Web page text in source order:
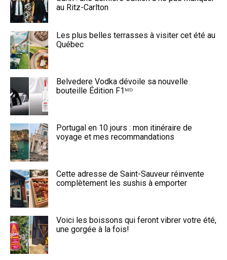
au Ritz-Carlton
Les plus belles terrasses à visiter cet été au
Québec
Belvedere Vodka dévoile sa nouvelle
bouteille Édition F1ᴹᴰ
Portugal en 10 jours : mon itinéraire de
voyage et mes recommandations
Cette adresse de Saint-Sauveur réinvente
complètement les sushis à emporter
Voici les boissons qui feront vibrer votre été,
une gorgée à la fois!